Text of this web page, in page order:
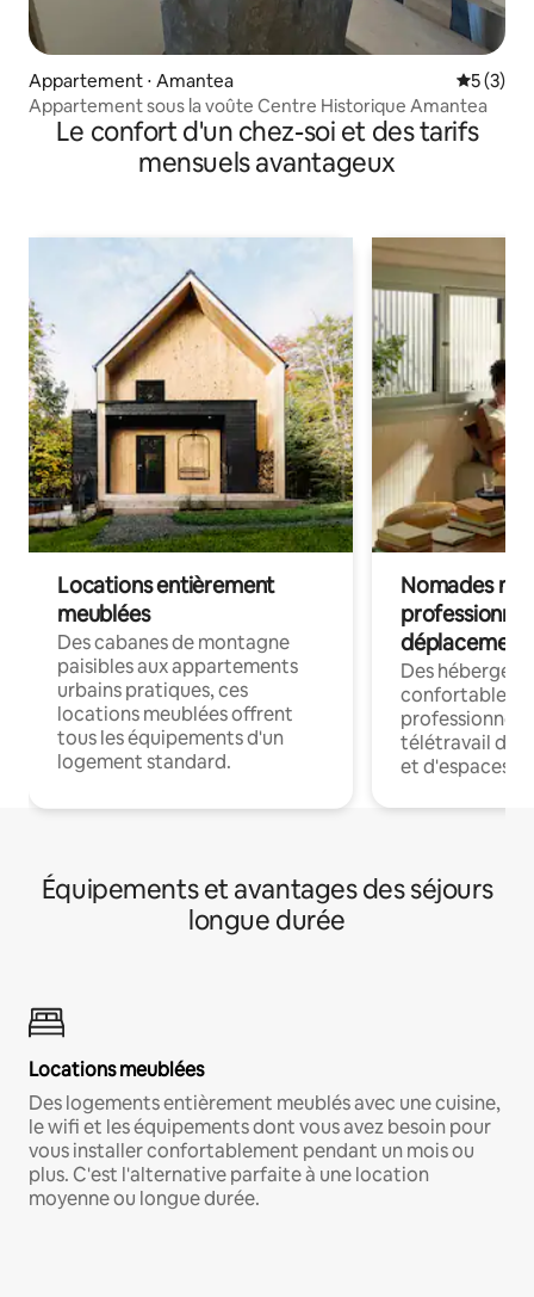
Appartement ⋅ Amantea
5 (3)
Appartement sous la voûte Centre Historique Amantea
Le confort d'un chez-soi et des tarifs
mensuels avantageux
Locations entièrement
meublées
Des cabanes de montagne
paisibles aux appartements
urbains pratiques, ces
locations meublées offrent
tous les équipements d'un
logement standard.
Nomades
déplacement
Des
confortables
professionnels
télétravail
et d'espaces
Équipements et avantages des séjours
longue durée
Locations meublées
Des logements entièrement meublés avec une cuisine,
le wifi et les équipements dont vous avez besoin pour
vous installer confortablement pendant un mois ou
plus. C'est l'alternative parfaite à une location
moyenne ou longue durée.